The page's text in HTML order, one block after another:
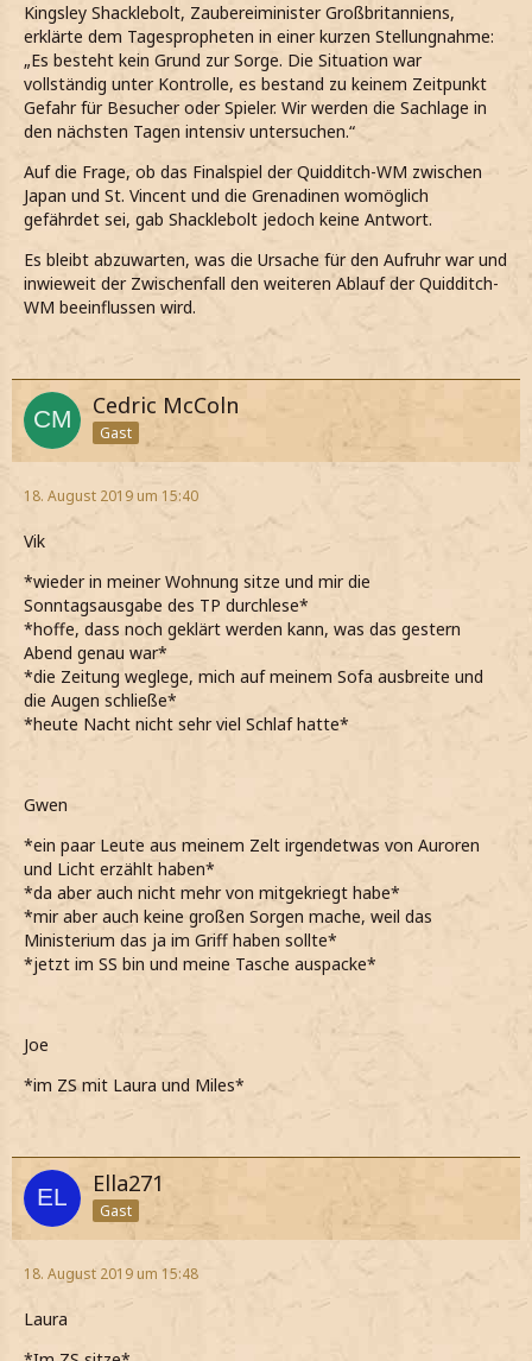
Kingsley Shacklebolt, Zaubereiminister Großbritanniens,
erklärte dem Tagespropheten in einer kurzen Stellungnahme:
„Es besteht kein Grund zur Sorge. Die Situation war
vollständig unter Kontrolle, es bestand zu keinem Zeitpunkt
Gefahr für Besucher oder Spieler. Wir werden die Sachlage in
den nächsten Tagen intensiv untersuchen.“
Auf die Frage, ob das Finalspiel der Quidditch-WM zwischen
Japan und St. Vincent und die Grenadinen womöglich
gefährdet sei, gab Shacklebolt jedoch keine Antwort.
Es bleibt abzuwarten, was die Ursache für den Aufruhr war und
inwieweit der Zwischenfall den weiteren Ablauf der Quidditch-
WM beeinflussen wird.
Cedric McColn
Gast
18. August 2019 um 15:40
Vik
*wieder in meiner Wohnung sitze und mir die
Sonntagsausgabe des TP durchlese*
*hoffe, dass noch geklärt werden kann, was das gestern
Abend genau war*
*die Zeitung weglege, mich auf meinem Sofa ausbreite und
die Augen schließe*
*heute Nacht nicht sehr viel Schlaf hatte*
Gwen
*ein paar Leute aus meinem Zelt irgendetwas von Auroren
und Licht erzählt haben*
*da aber auch nicht mehr von mitgekriegt habe*
*mir aber auch keine großen Sorgen mache, weil das
Ministerium das ja im Griff haben sollte*
*jetzt im SS bin und meine Tasche auspacke*
Joe
*im ZS mit Laura und Miles*
Ella271
Gast
18. August 2019 um 15:48
Laura